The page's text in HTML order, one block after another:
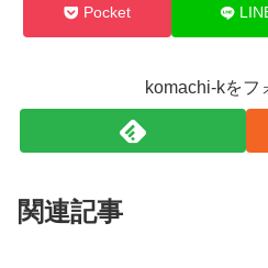
Pocket
komachi-kをフ
関連記事